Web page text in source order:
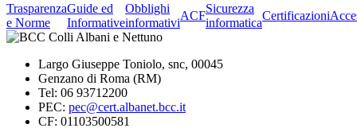
Trasparenza
e Norme
Guide ed
Informative
Obblighi
informativi
ACF
Sicurezza
informatica
Certificazioni
Largo Giuseppe Toniolo, snc, 00045
Genzano di Roma (RM)
Tel: 06 93712200
PEC: pec@cert.albanet.bcc.it
CF: 01103500581